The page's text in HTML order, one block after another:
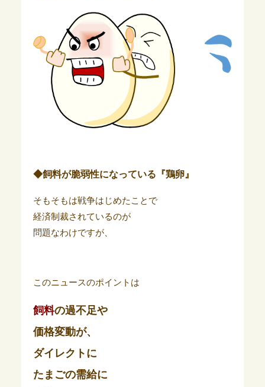
◆飼料が脆弱性になっている『鶏卵』
そもそもは戦争はじめたことで
経済制裁されているのが
問題なわけですが、
このニュースのポイントは
飼料の過不足や
価格変動が、
ダイレクトに
たまごの需給に